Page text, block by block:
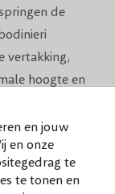
en jouw
en onze
te
te tonen en
de
vertakking,
hoogte en
bodem
fraaie
organische